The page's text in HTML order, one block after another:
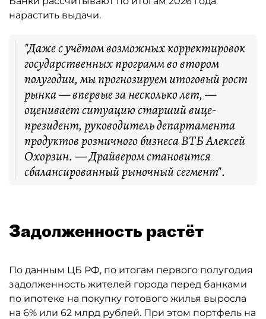
нарастить выдачи.
"Даже с учётом возможных корректировок
государственных программ во втором
полугодии, мы прогнозируем итоговый рост
рынка — впервые за несколько лет, —
оценивает ситуацию старший вице-
президент, руководитель департамента
продуктов розничного бизнеса ВТБ Алексей
Охорзин. — Драйвером становится
сбалансированный рыночный сегмент".
Задолженность растёт
По данным ЦБ РФ, по итогам первого полугодия
задолженность жителей города перед банками
по ипотеке на покупку готового жилья выросла
на 6% или 62 млрд рублей. При этом портфель на